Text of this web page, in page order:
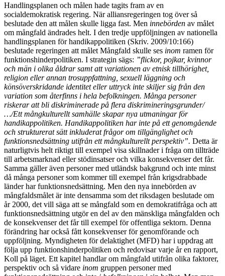
Handlingsplanen och målen hade tagits fram av en
socialdemokratisk regering. När alliansregeringen tog över så
beslutade den att målen skulle ligga fast. Men innebörden av målet
om mångfald ändrades helt. I den tredje uppföljningen av nationella
handlingsplanen för handikappolitiken (Skriv. 2009/10:166)
beslutade regeringen att målet Mångfald skulle ses inom ramen för
funktionshinderpolitiken. I strategin sägs: ”flickor, pojkar, kvinnor
och män i olika åldrar samt att variationen av etnisk tillhörighet,
religion eller annan trosuppfattning, sexuell läggning och
könsöverskridande identitet eller uttryck inte skiljer sig från den
variation som återfinns i hela befolkningen. Många personer
riskerar att bli diskriminerade på flera diskrimineringsgrunder/
…/Ett mångkulturellt samhälle skapar nya utmaningar för
handikappolitiken. Handikappolitiken har inte på ett genomgående
och strukturerat sätt inkluderat frågor om tillgänglighet och
funktionsnedsättning utifrån ett mångkulturellt perspektiv”. Detta är
naturligtvis helt riktigt till exempel visa skillnader i fråga om tillträde
till arbetsmarknad eller stödinsatser och vilka konsekvenser det får.
Samma gäller även personer med utländsk bakgrund och inte minst
då många personer som kommer till exempel från krigsdrabbade
länder har funktionsnedsättning. Men den nya innebörden av
mångfaldsmålet är inte densamma som det riksdagen beslutade om
år 2000, det vill säga att se mångfald som en demokratifråga och att
funktionsnedsättning utgör en del av den mänskliga mångfalden och
de konsekvenser det får till exempel för offentliga sektorn. Denna
förändring har också fått konsekvenser för genomförande och
uppföljning. Myndigheten för delaktighet (MFD) har i uppdrag att
följa upp funktionshinderpolitiken och redovisar varje år en rapport,
Koll på läget. Ett kapitel handlar om mångfald utifrån olika faktorer,
perspektiv och så vidare inom gruppen personer med